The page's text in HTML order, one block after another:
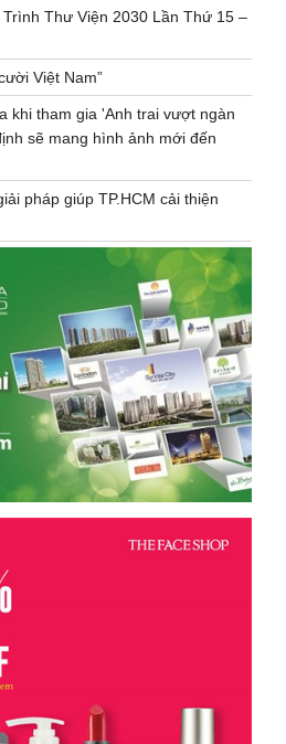
Thư Viện 2030 Lần Thứ 15 –
Việt Nam”
khi tham gia 'Anh trai vượt ngàn
sẽ mang hình ảnh mới đến
pháp giúp TP.HCM cải thiện